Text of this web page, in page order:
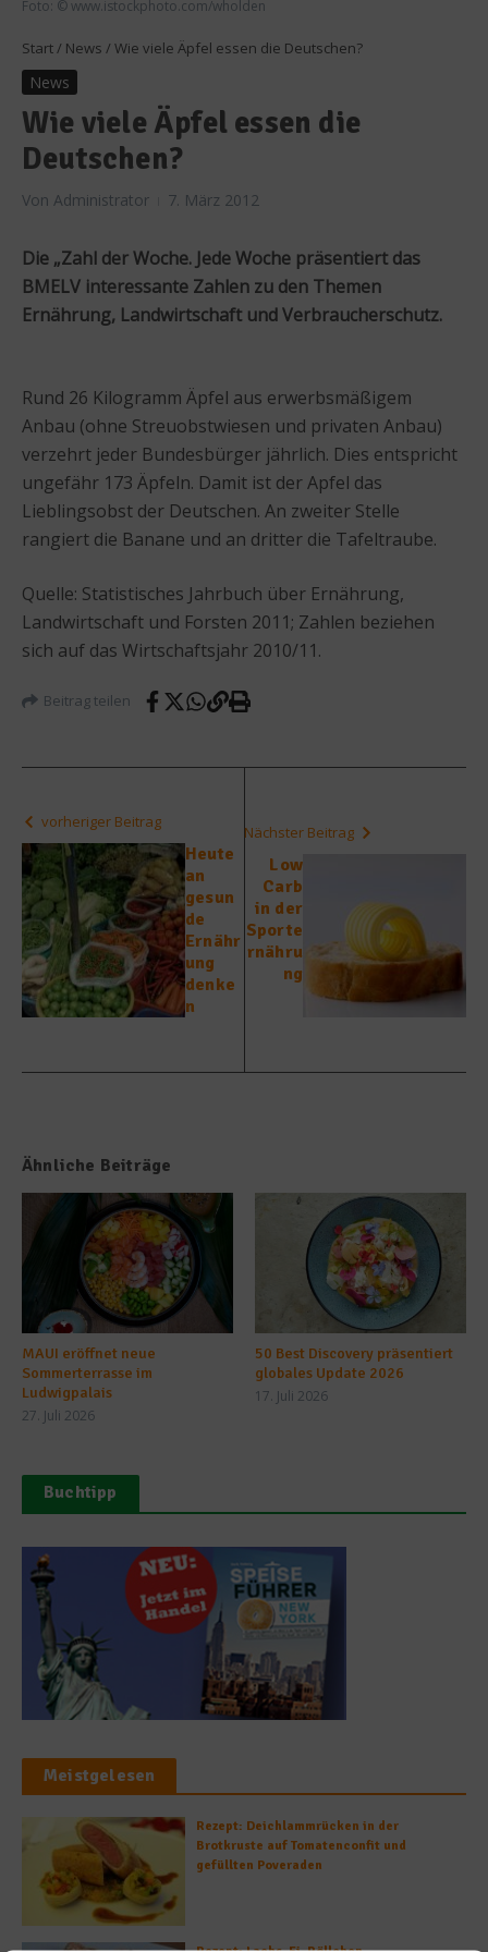
Foto: © www.istockphoto.com/wholden
Start / News / Wie viele Äpfel essen die Deutschen?
News
Wie viele Äpfel essen die
Deutschen?
Von Administrator 7. März 2012
Die „Zahl der Woche. Jede Woche präsentiert das
BMELV interessante Zahlen zu den Themen
Ernährung, Landwirtschaft und Verbraucherschutz.
Rund 26 Kilogramm Äpfel aus erwerbsmäßigem
Anbau (ohne Streuobstwiesen und privaten Anbau)
verzehrt jeder Bundesbürger jährlich. Dies entspricht
ungefähr 173 Äpfeln. Damit ist der Apfel das
Lieblingsobst der Deutschen. An zweiter Stelle
rangiert die Banane und an dritter die Tafeltraube.
Quelle: Statistisches Jahrbuch über Ernährung,
Landwirtschaft und Forsten 2011; Zahlen beziehen
sich auf das Wirtschaftsjahr 2010/11.
Beitrag teilen
vorheriger Beitrag
Heute
an
gesun
de
Ernähr
ung
denke
n
Nächster Beitrag
Low
Carb
in der
Sporte
rnähru
ng
Ähnliche Beiträge
MAUI eröffnet neue
Sommerterrasse im
Ludwigpalais
27. Juli 2026
50 Best Discovery präsentiert
globales Update 2026
17. Juli 2026
Buchtipp
Meistgelesen
Rezept: Deichlammrücken in der
Brotkruste auf Tomatenconfit und
gefüllten Poveraden